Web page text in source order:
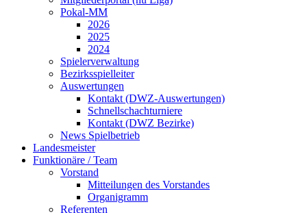
Pokal-MM
2026
2025
2024
Spielerverwaltung
Bezirksspielleiter
Auswertungen
Kontakt (DWZ-Auswertungen)
Schnellschachturniere
Kontakt (DWZ Bezirke)
News Spielbetrieb
Landesmeister
Funktionäre / Team
Vorstand
Mitteilungen des Vorstandes
Organigramm
Referenten